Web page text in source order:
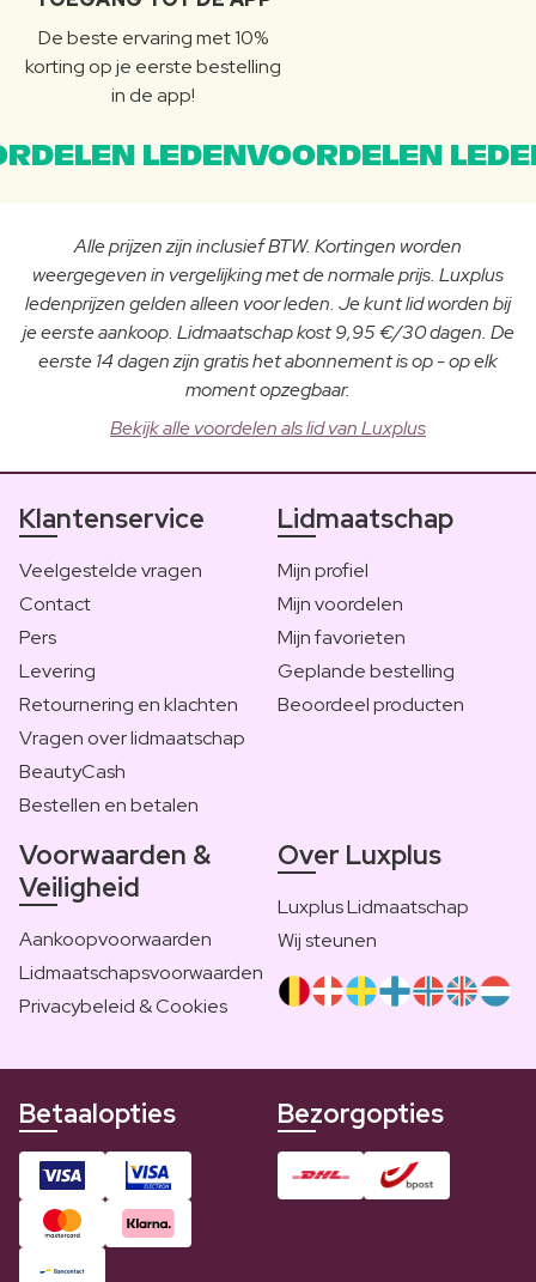
De beste ervaring met 10%
korting op je eerste bestelling
in de app!
LEDENVOORDELEN
Alle prijzen zijn inclusief BTW. Kortingen worden
weergegeven in vergelijking met de normale prijs. Luxplus
ledenprijzen gelden alleen voor leden. Je kunt lid worden bij
je eerste aankoop. Lidmaatschap kost 9,95 €/30 dagen. De
eerste 14 dagen zijn gratis het abonnement is op - op elk
moment opzegbaar.
Bekijk alle voordelen als lid van Luxplus
Klantenservice
Veelgestelde vragen
Contact
Pers
Levering
Retournering en klachten
Vragen over lidmaatschap
BeautyCash
Bestellen en betalen
Lidmaatschap
Mijn profiel
Mijn voordelen
Mijn favorieten
Geplande bestelling
Beoordeel producten
Voorwaarden &
Veiligheid
Aankoopvoorwaarden
Lidmaatschapsvoorwaarden
Privacybeleid & Cookies
Over Luxplus
Luxplus Lidmaatschap
Wij steunen
Betaalopties Bezorgopties